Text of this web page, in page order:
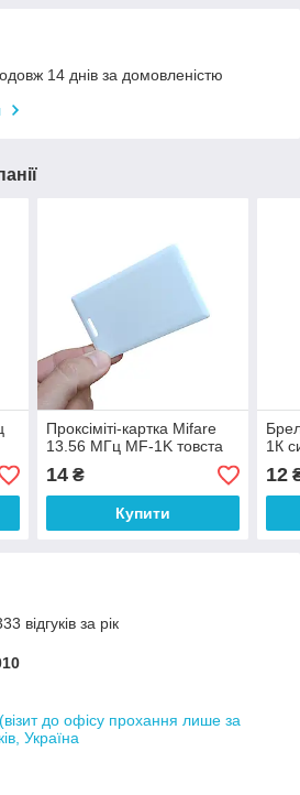
14 днів за домовленістю
Проксіміті-картка Mifare
13.56 МГц MF-1K товста
14₴
Купити
1К
12
відгуків за рік
до офісу прохання лише за
Україна